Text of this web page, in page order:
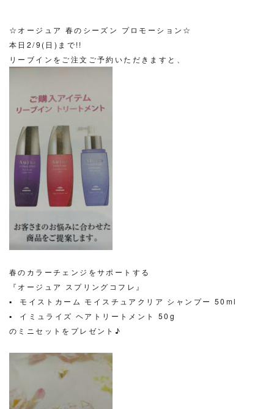
☆オージュア 春のシーズン プロモーション☆
本日2/9(日)まで!!
リーブインをご注文ご予約いただきますと、
春のカラーチェンジをサポートする
『オージュア スプリングコフレ』
▪ モイストカーム モイスチュアクリア シャンプー 50ml
▪ イミュライズ ヘアトリートメント 50g
のミニセットをプレゼント♪